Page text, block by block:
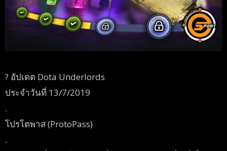
? อัปเดต Dota Underlords
ประจำวันที่ 13/7/2019
.
โปรโตพาส (ProtoPass)
.